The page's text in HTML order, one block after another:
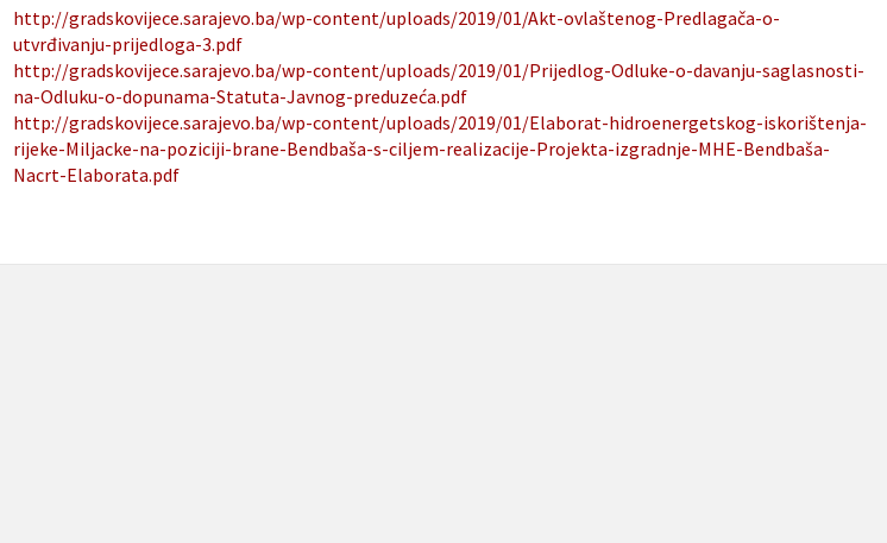
http://gradskovijece.sarajevo.ba/wp-content/uploads/2019/01/Akt-ovlaštenog-Predlagača-o-
utvrđivanju-prijedloga-3.pdf
http://gradskovijece.sarajevo.ba/wp-content/uploads/2019/01/Prijedlog-Odluke-o-davanju-saglasnosti-
na-Odluku-o-dopunama-Statuta-Javnog-preduzeća.pdf
http://gradskovijece.sarajevo.ba/wp-content/uploads/2019/01/Elaborat-hidroenergetskog-iskorištenja-
rijeke-Miljacke-na-poziciji-brane-Bendbaša-s-ciljem-realizacije-Projekta-izgradnje-MHE-Bendbaša-
Nacrt-Elaborata.pdf